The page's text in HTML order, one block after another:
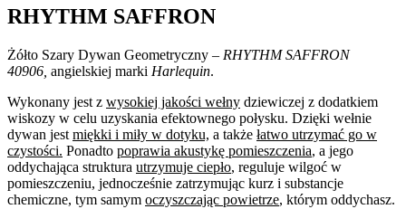
RHYTHM SAFFRON
Żółto Szary Dywan Geometryczny – RHYTHM SAFFRON
40906, angielskiej marki Harlequin.
Wykonany jest z wysokiej jakości wełny dziewiczej z dodatkiem
wiskozy w celu uzyskania efektownego połysku. Dzięki wełnie
dywan jest miękki i miły w dotyku, a także łatwo utrzymać go w
czystości. Ponadto poprawia akustykę pomieszczenia, a jego
oddychająca struktura utrzymuje ciepło, reguluje wilgoć w
pomieszczeniu, jednocześnie zatrzymując kurz i substancje
chemiczne, tym samym oczyszczając powietrze, którym oddychasz.